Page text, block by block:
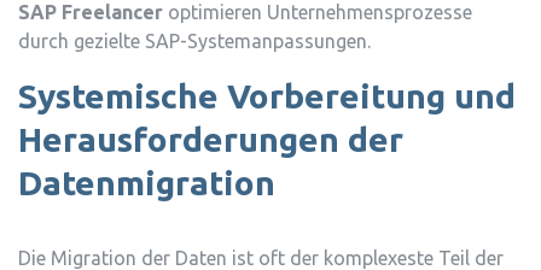
SAP Freelancer optimieren Unternehmensprozesse
durch gezielte SAP-Systemanpassungen.
Systemische Vorbereitung und
Herausforderungen der
Datenmigration
Die Migration der Daten ist oft der komplexeste Teil der